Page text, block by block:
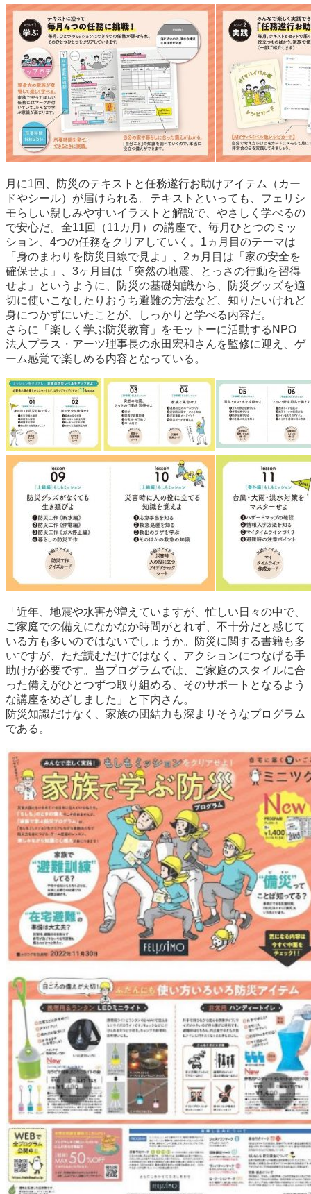
月に1回、防災のテキストと任務遂行お助けアイテム（カー
ドやシール）が届けられる。テキストといっても、フェリシ
モらしい親しみやすいイラストと解説で、やさしく学べるの
で安心だ。全11回（11カ月）の講座で、毎月ひとつのミッ
ション、4つの任務をクリアしていく。1ヵ月目のテーマは
「身のまわりを防災目線で見よ」、2ヵ月目は「家の安全を
確保せよ」、3ヶ月目は「突然の地震、とっさの行動を習得
せよ」というように、防災の基礎知識から、防災グッズを適
切に使いこなしたりおうち避難の方法など、知りたいけれど
身につかずにいたことが、しっかりと学べる内容だ。
さらに「楽しく学ぶ防災教育」をモットーに活動するNPO
法人プラス・アーツ理事長の永田宏和さんを監修に迎え、ゲ
ーム感覚で楽しめる内容となっている。
「近年、地震や水害が増えていますが、忙しい日々の中で、
ご家庭での備えになかなか時間がとれず、不十分だと感じて
いる方も多いのではないでしょうか。防災に関する書籍も多
いですが、ただ読むだけではなく、アクションにつなげる手
助けが必要です。当プログラムでは、ご家庭のスタイルに合
った備えがひとつずつ取り組める、そのサポートとなるよう
な講座をめざしました」と下内さん。
防災知識だけなく、家族の団結力も深まりそうなプログラム
である。